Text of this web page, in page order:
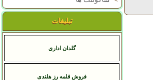
تبلیغات
گلدان اداری
فروش قلمه رز هلندی